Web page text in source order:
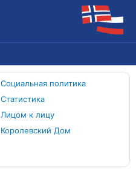
Социальная политика
Статистика
Лицом к лицу
Королевский Дом